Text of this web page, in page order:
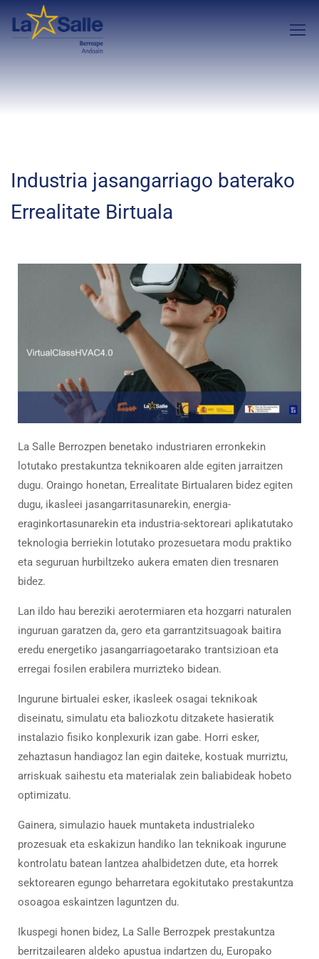
Industria jasangarriago baterako
Errealitate Birtuala
La Salle Berrozpen benetako industriaren erronkekin
lotutako prestakuntza teknikoaren alde egiten jarraitzen
dugu. Oraingo honetan, Errealitate Birtualaren bidez egiten
dugu, ikasleei jasangarritasunarekin, energia-
eraginkortasunarekin eta industria-sektoreari aplikatutako
teknologia berriekin lotutako prozesuetara modu praktiko
eta seguruan hurbiltzeko aukera ematen dien tresnaren
bidez.
Lan ildo hau bereziki aerotermiaren eta hozgarri naturalen
inguruan garatzen da, gero eta garrantzitsuagoak baitira
eredu energetiko jasangarriagoetarako trantsizioan eta
erregai fosilen erabilera murrizteko bidean.
Ingurune birtualei esker, ikasleek osagai teknikoak
diseinatu, simulatu eta baliozkotu ditzakete hasieratik
instalazio fisiko konplexurik izan gabe. Horri esker,
zehaztasun handiagoz lan egin daiteke, kostuak murriztu,
arriskuak saihestu eta materialak zein baliabideak hobeto
optimizatu.
Gainera, simulazio hauek muntaketa industrialeko
prozesuak eta eskakizun handiko lan teknikoak ingurune
kontrolatu batean lantzea ahalbidetzen dute, eta horrek
sektorearen egungo beharretara egokitutako prestakuntza
osoagoa eskaintzen laguntzen du.
Ikuspegi honen bidez, La Salle Berrozpek prestakuntza
berritzailearen aldeko apustua indartzen du, Europako